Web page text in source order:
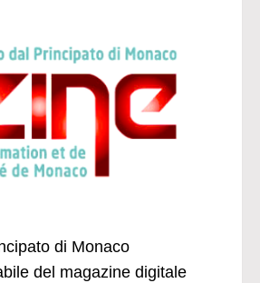
di Monaco
del magazine digitale